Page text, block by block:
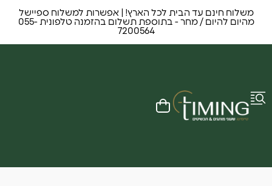
משלוח חינם עד הבית לכל הארץ! | אפשרות למשלוח ספיישל
מהיום להיום / מחר - בתוספת תשלום בהזמנה טלפונית 055-
7200564